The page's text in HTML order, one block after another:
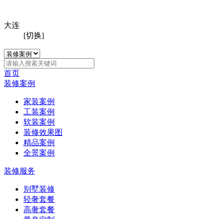
大连
[切换]
首页
装修案例
家装案例
工装案例
软装案例
装修效果图
精品案例
全景案例
装修服务
别墅装修
轻奢套餐
高奢套餐